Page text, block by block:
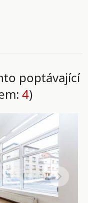
poptávající
4)